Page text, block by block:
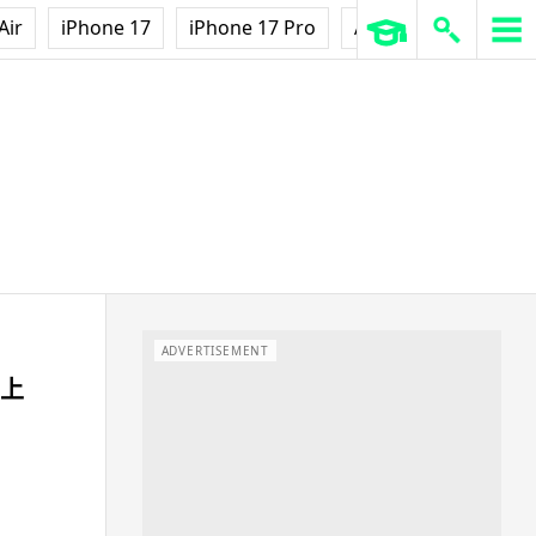
iPhone 17 iPhone 17 Pro AirPods Pro 3
ADVERTISEMENT